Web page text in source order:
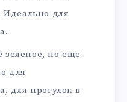
Идеально для
но еще
для
для прогулок в